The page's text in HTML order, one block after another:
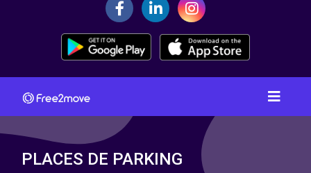
PLACES DE PARKING